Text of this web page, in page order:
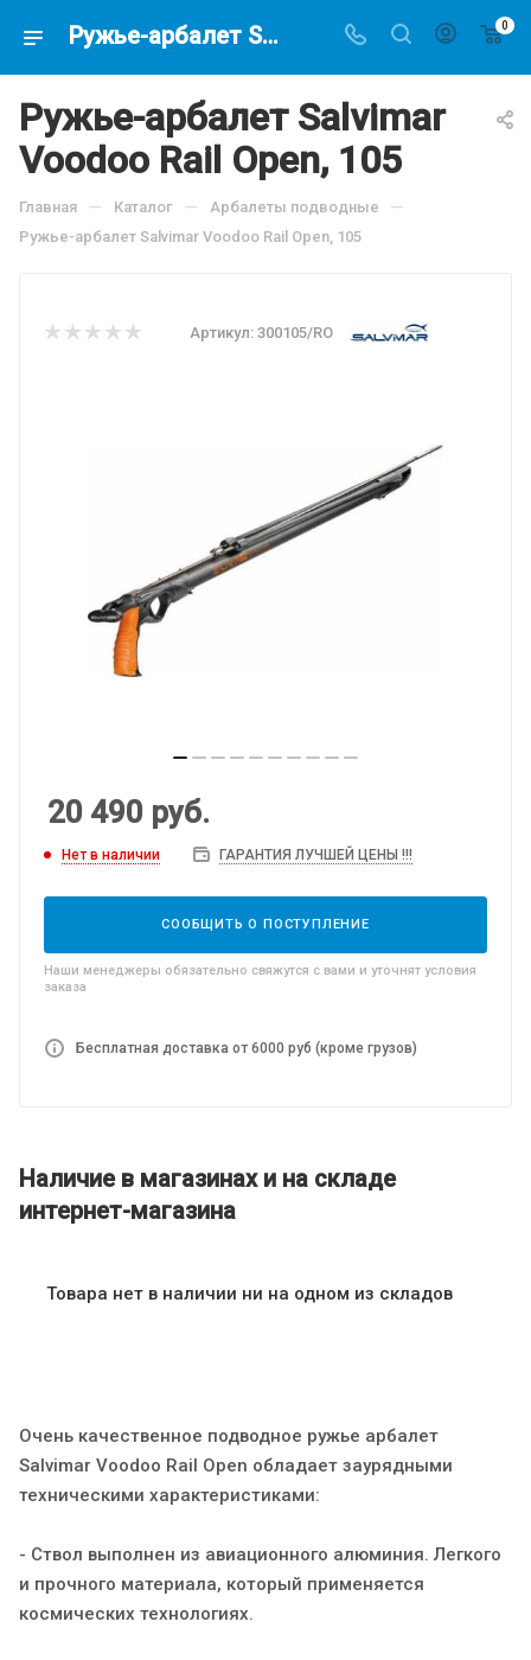
Ружье-арбалет Salvimar Voodoo Rail Open, 105, по цене 20490 руб, купить в интернет-магазине подводной охоты Водолаз.РФ в Москве. - 0
Ружье-арбалет Salvimar
Voodoo Rail Open, 105
Главная — Каталог — Арбалеты подводные —
Ружье-арбалет Salvimar Voodoo Rail Open, 105
Артикул: 300105/RO
20 490 руб.
Нет в наличии ГАРАНТИЯ ЛУЧШЕЙ ЦЕНЫ !!!
СООБЩИТЬ О ПОСТУПЛЕНИЕ
Наши менеджеры обязательно свяжутся с вами и уточнят условия
заказа
Бесплатная доставка от 6000 руб (кроме грузов)
Наличие в магазинах и на складе
интернет-магазина
Товара нет в наличии ни на одном из складов
Очень качественное подводное ружье арбалет
Salvimar Voodoo Rail Open обладает заурядными
техническими характеристиками:
- Ствол выполнен из авиационного алюминия. Легкого
и прочного материала, который применяется
космических технологиях.